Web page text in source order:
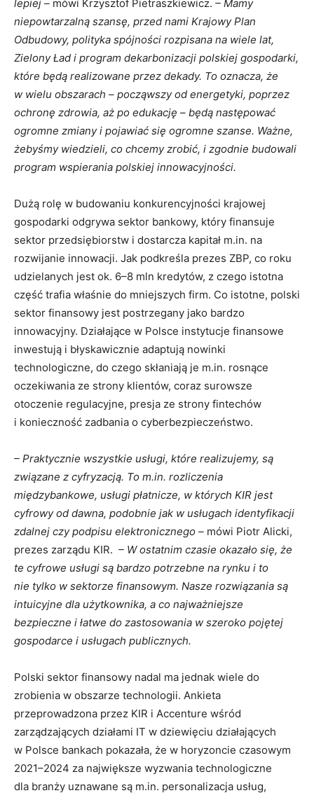
lepiej – mówi Krzysztof Pietraszkiewicz. – Mamy
niepowtarzalną szansę, przed nami Krajowy Plan
Odbudowy, polityka spójności rozpisana na wiele lat,
Zielony Ład i program dekarbonizacji polskiej gospodarki,
które będą realizowane przez dekady. To oznacza, że
w wielu obszarach – począwszy od energetyki, poprzez
ochronę zdrowia, aż po edukację – będą następować
ogromne zmiany i pojawiać się ogromne szanse. Ważne,
żebyśmy wiedzieli, co chcemy zrobić, i zgodnie budowali
program wspierania polskiej innowacyjności.
Dużą rolę w budowaniu konkurencyjności krajowej
gospodarki odgrywa sektor bankowy, który finansuje
sektor przedsiębiorstw i dostarcza kapitał m.in. na
rozwijanie innowacji. Jak podkreśla prezes ZBP, co roku
udzielanych jest ok. 6–8 mln kredytów, z czego istotna
część trafia właśnie do mniejszych firm. Co istotne, polski
sektor finansowy jest postrzegany jako bardzo
innowacyjny. Działające w Polsce instytucje finansowe
inwestują i błyskawicznie adaptują nowinki
technologiczne, do czego skłaniają je m.in. rosnące
oczekiwania ze strony klientów, coraz surowsze
otoczenie regulacyjne, presja ze strony fintechów
i konieczność zadbania o cyberbezpieczeństwo.
– Praktycznie wszystkie usługi, które realizujemy, są
związane z cyfryzacją. To m.in. rozliczenia
międzybankowe, usługi płatnicze, w których KIR jest
cyfrowy od dawna, podobnie jak w usługach identyfikacji
zdalnej czy podpisu elektronicznego – mówi Piotr Alicki,
prezes zarządu KIR. – W ostatnim czasie okazało się, że
te cyfrowe usługi są bardzo potrzebne na rynku i to
nie tylko w sektorze finansowym. Nasze rozwiązania są
intuicyjne dla użytkownika, a co najważniejsze
bezpieczne i łatwe do zastosowania w szeroko pojętej
gospodarce i usługach publicznych.
Polski sektor finansowy nadal ma jednak wiele do
zrobienia w obszarze technologii. Ankieta
przeprowadzona przez KIR i Accenture wśród
zarządzających działami IT w dziewięciu działających
w Polsce bankach pokazała, że w horyzoncie czasowym
2021–2024 za największe wyzwania technologiczne
dla branży uznawane są m.in. personalizacja usług,